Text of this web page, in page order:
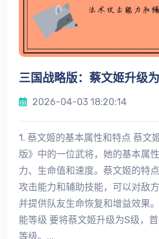
三国战略版：蔡文姬升级
2026-04-03 18:20:14
1. 蔡文姬的基本属性和特点 蔡文
版》中的一位武将，她的基本属
力、生命值和速度。蔡文姬的特
攻击能力和辅助技能，可以对敌
并提供队友生命恢复和增益效果
能等级 要将蔡文姬升级为S级，
等级。...